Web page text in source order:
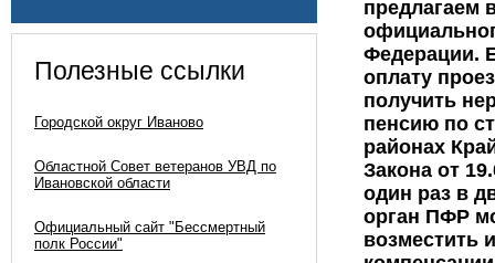
Полезные ссылки
Городской округ Иваново
Областной Совет ветеранов УВД по
Ивановской области
Официальный сайт "Бессмертный
полк России"